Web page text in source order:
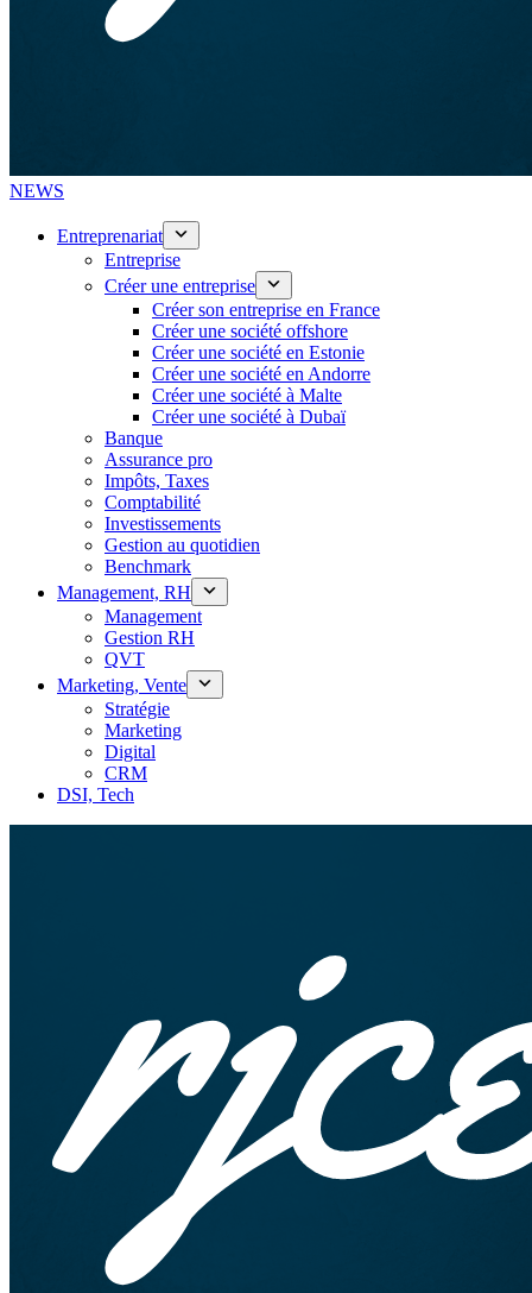
NEWS
Entreprenariat
Entreprise
Créer une entreprise
Créer son entreprise en France
Créer une société offshore
Créer une société en Estonie
Créer une société en Andorre
Créer une société à Malte
Créer une société à Dubaï
Banque
Assurance pro
Impôts, Taxes
Comptabilité
Investissements
Gestion au quotidien
Benchmark
Management, RH
Management
Gestion RH
QVT
Marketing, Vente
Stratégie
Marketing
Digital
CRM
DSI, Tech